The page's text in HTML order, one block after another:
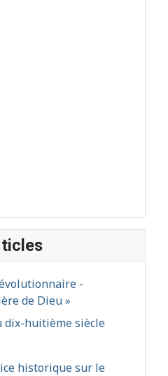
-
de Dieu »
dix-huitième siècle
historique sur le